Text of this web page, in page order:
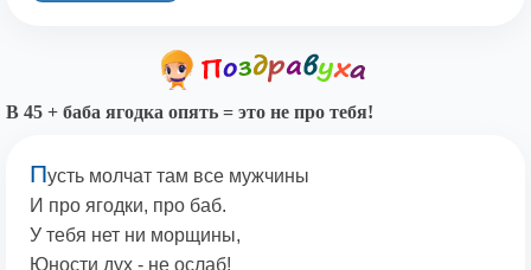
В 45 + баба ягодка опять = это не про тебя!
Пусть молчат там все мужчины
И про ягодки, про баб.
У тебя нет ни морщины,
Юности дух - не ослаб!